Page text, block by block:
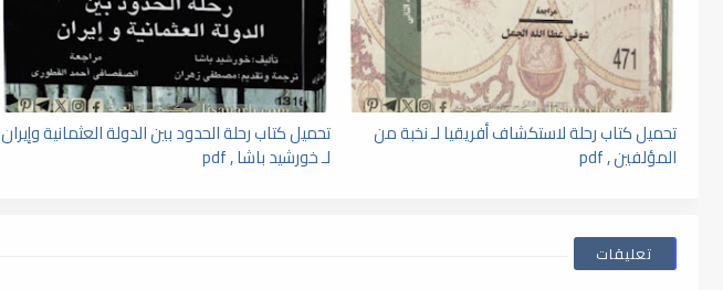
تحميل كتاب رحلة لاستكشاف أفريقيا لـ نخبة من
المؤلفين , pdf
تحميل كتاب رحلة الحدود بين الدولة العثمانية وإيران
لـ خورشيد باشا , pdf
تعليقات